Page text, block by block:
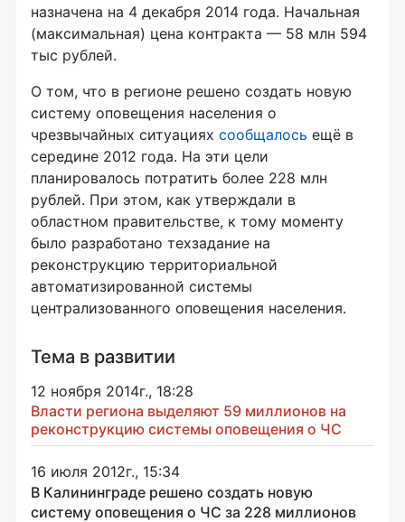
назначена на 4 декабря 2014 года. Начальная
(максимальная) цена контракта — 58 млн 594
тыс рублей.
О том, что в регионе решено создать новую
систему оповещения населения о
чрезвычайных ситуациях сообщалось ещё в
середине 2012 года. На эти цели
планировалось потратить более 228 млн
рублей. При этом, как утверждали в
областном правительстве, к тому моменту
было разработано техзадание на
реконструкцию территориальной
автоматизированной системы
централизованного оповещения населения.
Тема в развитии
12 ноября 2014г., 18:28
Власти региона выделяют 59 миллионов на
реконструкцию системы оповещения о ЧС
16 июля 2012г., 15:34
В Калининграде решено создать новую
систему оповещения о ЧС за 228 миллионов